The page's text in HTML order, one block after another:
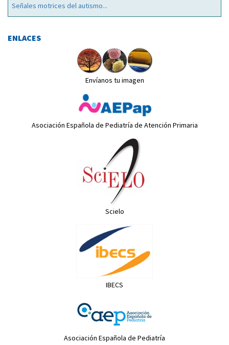
Señales motrices del autismo...
ENLACES
Envíanos tu imagen
Asociación Española de Pediatría de Atención Primaria
Scielo
IBECS
Asociación Española de Pediatría